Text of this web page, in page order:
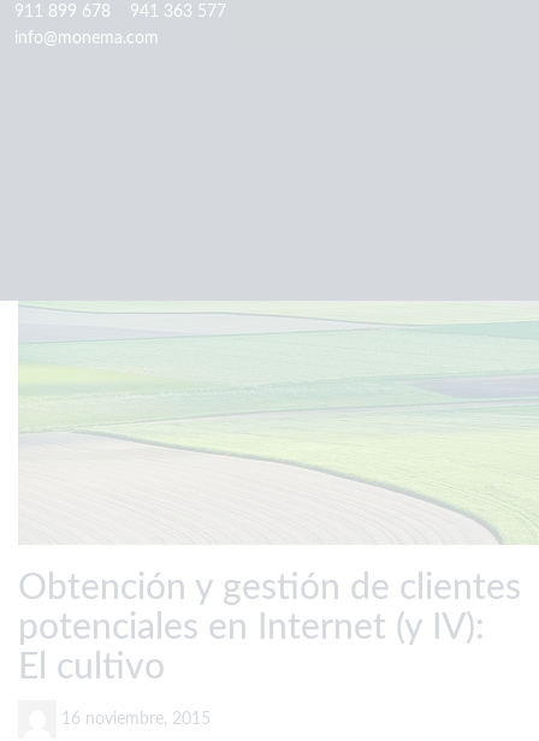
911 899 678
941 363 577
info@monema.com
Obtención y gestión de clientes
potenciales en Internet (y IV):
El cultivo
16 noviembre, 2015